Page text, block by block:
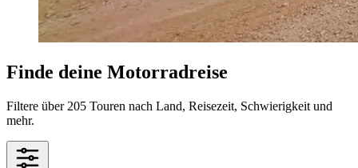
Finde deine Motorradreise
Filtere über 205 Touren nach Land, Reisezeit, Schwierigkeit und
mehr.